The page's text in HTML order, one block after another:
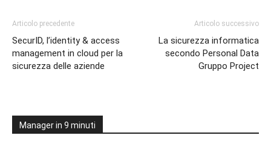
Articolo precedente
SecurID, l’identity & access
management in cloud per la
sicurezza delle aziende
Articolo successivo
La sicurezza informatica
secondo Personal Data
Gruppo Project
Manager in 9 minuti